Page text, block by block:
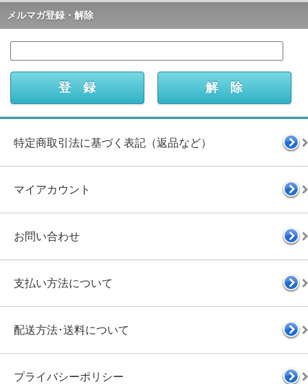
メルマガ登録・解除
特定商取引法に基づく表記（返品など）
マイアカウント
お問い合わせ
支払い方法について
配送方法･送料について
プライバシーポリシー